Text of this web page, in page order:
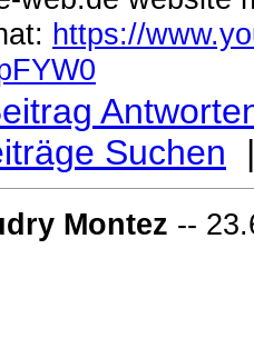
https://
Suchen
Montez --